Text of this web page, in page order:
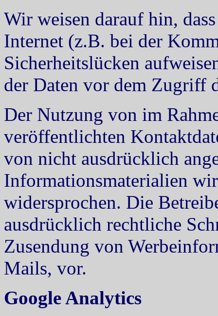
Wir weisen darauf hin,
Internet (z.B. bei der
Sicherheitslücken
der Daten vor dem Zugriff
Der Nutzung von im
veröffentlichten
von nicht ausdrücklich
Informationsmaterialien
widersprochen. Die
ausdrücklich rechtliche
Zusendung von
Mails, vor.
Google Analytics